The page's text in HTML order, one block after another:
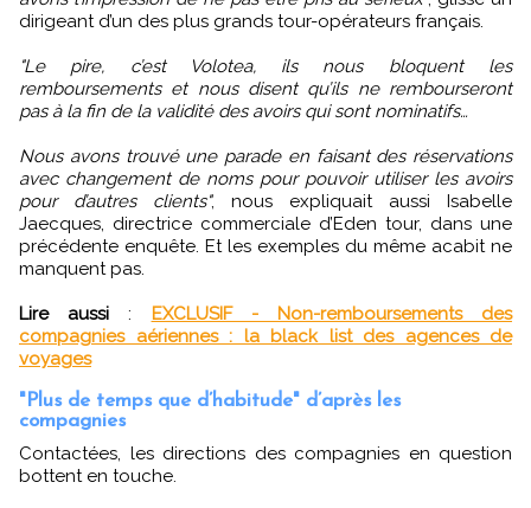
dirigeant d’un des plus grands tour-opérateurs français.
"Le pire, c’est Volotea, ils nous bloquent les
remboursements et nous disent qu’ils ne rembourseront
pas à la fin de la validité des avoirs qui sont nominatifs…
Nous avons trouvé une parade en faisant des réservations
avec changement de noms pour pouvoir utiliser les avoirs
pour d’autres clients", nous expliquait aussi Isabelle
Jaecques, directrice commerciale d’Eden tour, dans une
précédente enquête. Et les exemples du même acabit ne
manquent pas.
Lire aussi : EXCLUSIF - Non-remboursements des
compagnies aériennes : la black list des agences de
voyages
"Plus de temps que d’habitude" d’après les
compagnies
Contactées, les directions des compagnies en question
bottent en touche.